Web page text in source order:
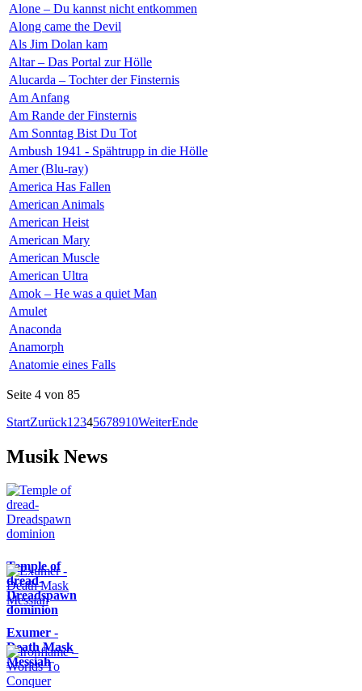
Alone – Du kannst nicht entkommen
Along came the Devil
Als Jim Dolan kam
Altar – Das Portal zur Hölle
Alucarda – Tochter der Finsternis
Am Anfang
Am Rande der Finsternis
Am Sonntag Bist Du Tot
Ambush 1941 - Spähtrupp in die Hölle
Amer (Blu-ray)
America Has Fallen
American Animals
American Heist
American Mary
American Muscle
American Ultra
Amok – He was a quiet Man
Amulet
Anaconda
Anamorph
Anatomie eines Falls
Seite 4 von 85
StartZurück1 2345678910WeiterEnde
Musik News
Temple of
dread-
Dreadspawn
dominion
Exumer -
Death Mask
Messiah